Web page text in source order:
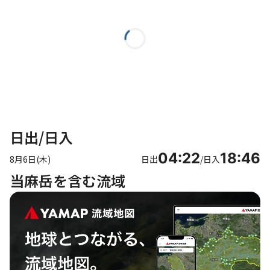
日出/日入
8月6日(木) 日出04:22/日入18:46
当麻岳を含む流域